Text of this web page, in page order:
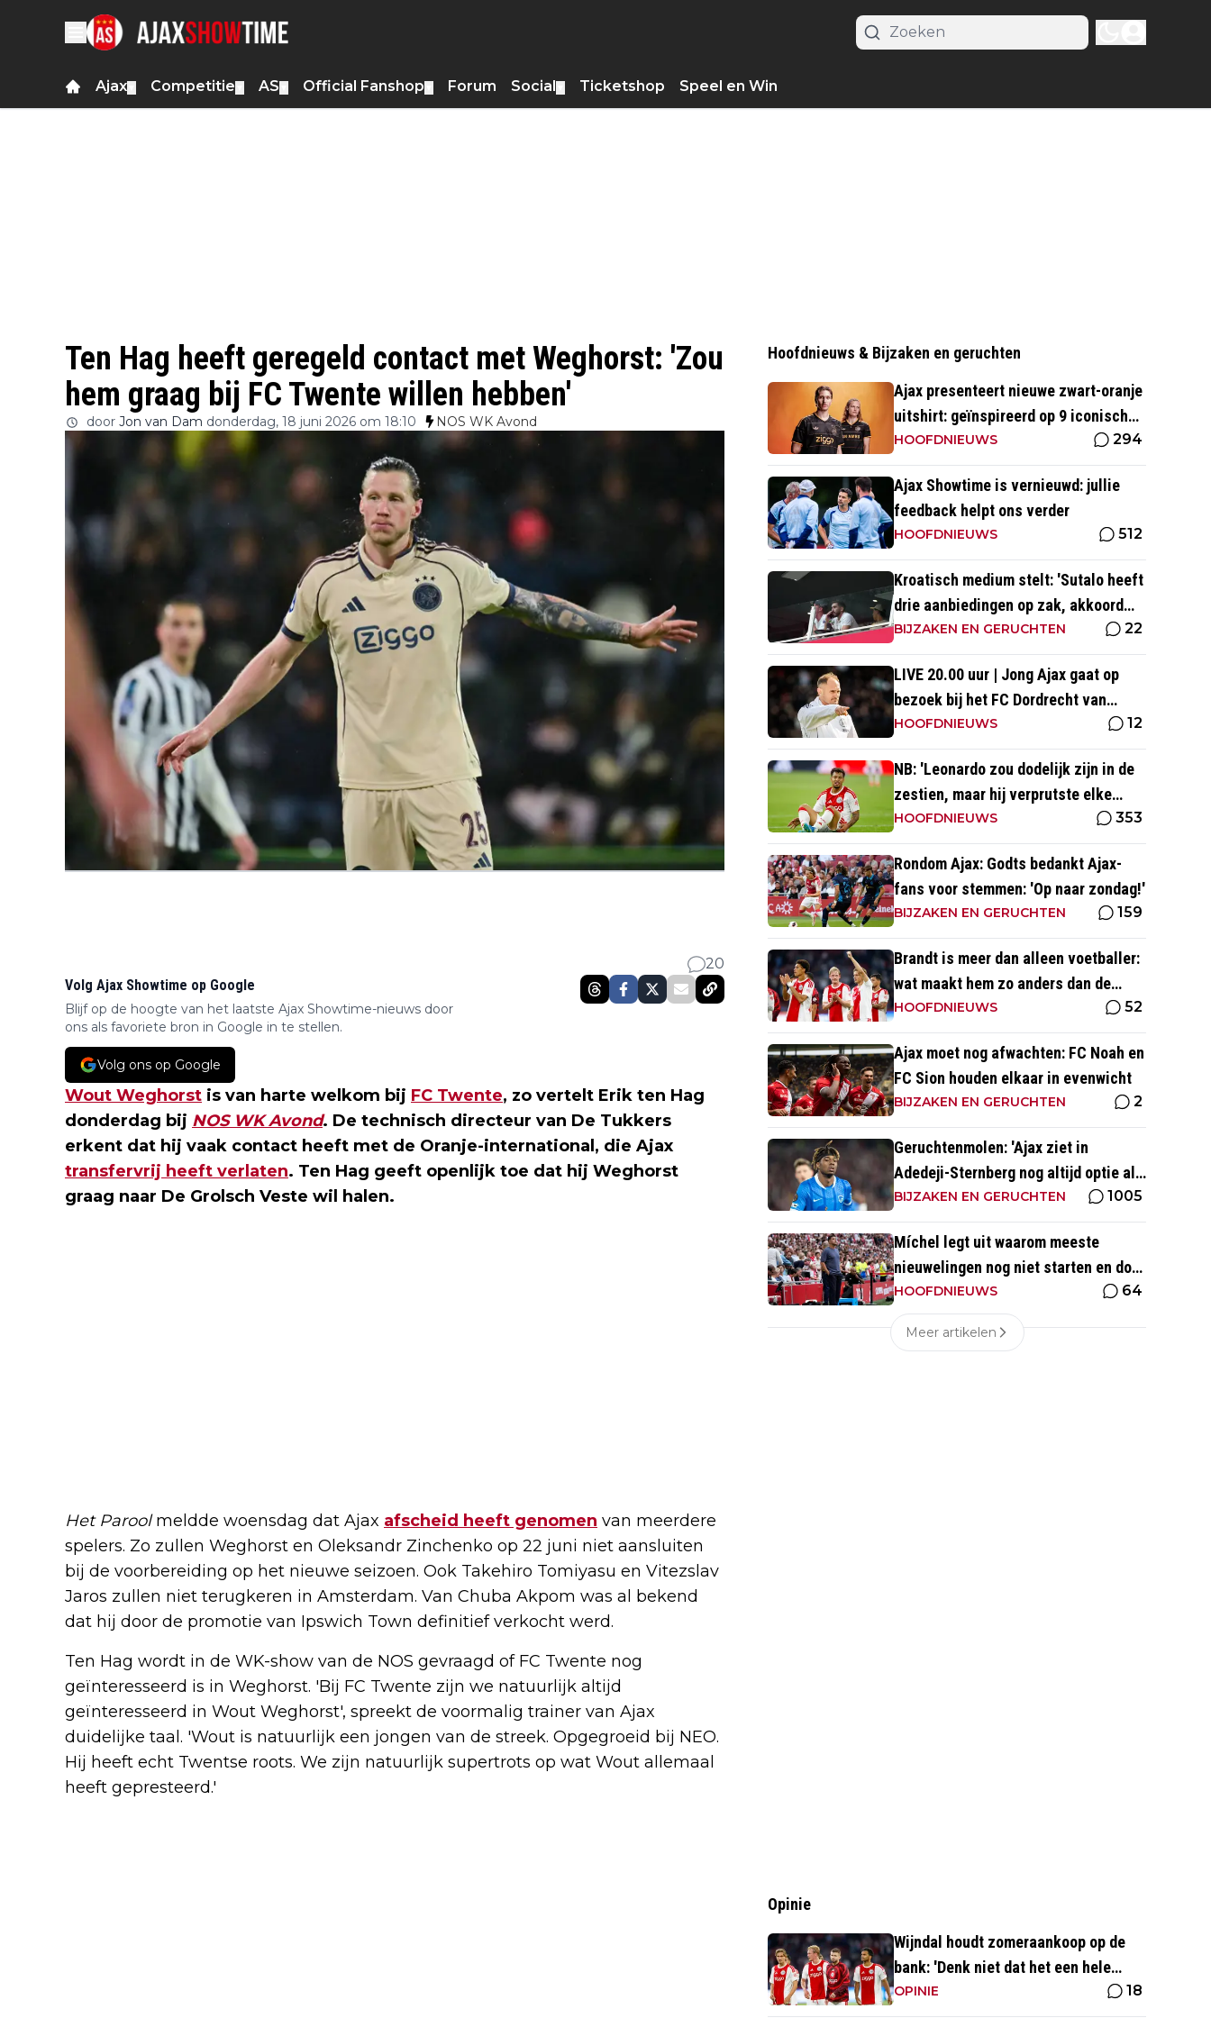
Ajax Competitie AS Official Fanshop Forum Social Ticketshop Speel en Win
Ten Hag heeft geregeld contact met Weghorst: 'Zou
hem graag bij FC Twente willen hebben'
door Jon van Dam donderdag, 18 juni 2026 om 18:10 NOS WK Avond
20
Volg Ajax Showtime op Google
Blijf op de hoogte van het laatste Ajax Showtime-nieuws door
ons als favoriete bron in Google in te stellen.
Volg ons op Google
Wout Weghorst is van harte welkom bij FC Twente, zo vertelt Erik ten Hag
donderdag bij NOS WK Avond. De technisch directeur van De Tukkers
erkent dat hij vaak contact heeft met de Oranje-international, die Ajax
transfervrij heeft verlaten. Ten Hag geeft openlijk toe dat hij Weghorst
graag naar De Grolsch Veste wil halen.
Het Paroolmeldde woensdag dat Ajax afscheid heeft genomen van meerdere
spelers. Zo zullen Weghorst en Oleksandr Zinchenko op 22 juni niet aansluiten
bij de voorbereiding op het nieuwe seizoen. Ook Takehiro Tomiyasu en Vitezslav
Jaros zullen niet terugkeren in Amsterdam. Van Chuba Akpom was al bekend
dat hij door de promotie van Ipswich Town definitief verkocht werd.
Ten Hag wordt in de WK-show van de NOS gevraagd of FC Twente nog
geïnteresseerd is in Weghorst. 'Bij FC Twente zijn we natuurlijk altijd
geïnteresseerd in Wout Weghorst', spreekt de voormalig trainer van Ajax
duidelijke taal. 'Wout is natuurlijk een jongen van de streek. Opgegroeid bij NEO.
Hij heeft echt Twentse roots. We zijn natuurlijk supertrots op wat Wout allemaal
heeft gepresteerd.'
Hoofdnieuws & Bijzaken en geruchten
Ajax presenteert nieuwe zwart-oranje
uitshirt: geïnspireerd op 9 iconische
momenten uit clubhistorie
HOOFDNIEUWS 294
Ajax Showtime is vernieuwd: jullie
feedback helpt ons verder
HOOFDNIEUWS 512
Kroatisch medium stelt: 'Sutalo heeft
drie aanbiedingen op zak, akkoord
blijft nog uit'
BIJZAKEN EN GERUCHTEN 22
LIVE 20.00 uur | Jong Ajax gaat op
bezoek bij het FC Dordrecht van
Nuijten
HOOFDNIEUWS 12
NB: 'Leonardo zou dodelijk zijn in de
zestien, maar hij verprutste elke
kans'
HOOFDNIEUWS 353
Rondom Ajax: Godts bedankt Ajax-
fans voor stemmen: 'Op naar zondag!'
BIJZAKEN EN GERUCHTEN 159
Brandt is meer dan alleen voetballer:
wat maakt hem zo anders dan de
'gemiddelde' voetballer?
HOOFDNIEUWS 52
Ajax moet nog afwachten: FC Noah en
FC Sion houden elkaar in evenwicht
BIJZAKEN EN GERUCHTEN 2
Geruchtenmolen: 'Ajax ziet in
Adedeji-Sternberg nog altijd optie als
Godts vertrekt'
BIJZAKEN EN GERUCHTEN 1005
Míchel legt uit waarom meeste
nieuwelingen nog niet starten en doet
beroep op Godts
HOOFDNIEUWS 64
Meer artikelen
Opinie
Wijndal houdt zomeraankoop op de
bank: 'Denk niet dat het een hele
goede verdediger is'
OPINIE 18